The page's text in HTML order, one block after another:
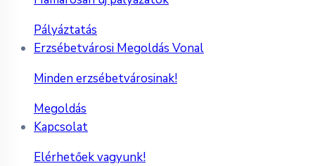
Pályáztatás
Erzsébetvárosi Megoldás Vonal
Minden erzsébetvárosinak!
Megoldás
Kapcsolat
Elérhetőek vagyunk!